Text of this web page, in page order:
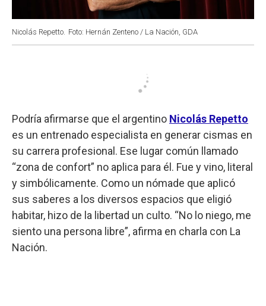
Nicolás Repetto. Foto: Hernán Zenteno / La Nación, GDA
Podría afirmarse que el argentino Nicolás Repetto
es un entrenado especialista en generar cismas en
su carrera profesional. Ese lugar común llamado
“zona de confort” no aplica para él. Fue y vino, literal
y simbólicamente. Como un nómade que aplicó
sus saberes a los diversos espacios que eligió
habitar, hizo de la libertad un culto. “No lo niego, me
siento una persona libre”, afirma en charla con La
Nación.